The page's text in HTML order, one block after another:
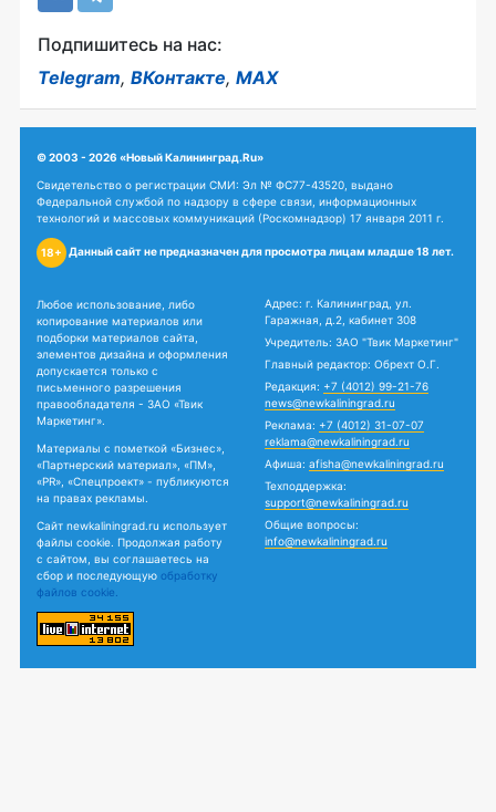
Подпишитесь на нас:
Telegram, ВКонтакте, MAX
© 2003 - 2026 «Новый Калининград.Ru»
Свидетельство о регистрации СМИ: Эл № ФС77-43520, выдано
Федеральной службой по надзору в сфере связи, информационных
технологий и массовых коммуникаций (Роскомнадзор) 17 января 2011 г.
18+ Данный сайт не предназначен для просмотра лицам младше 18 лет.
Любое использование, либо
копирование материалов или
подборки материалов сайта,
элементов дизайна и оформления
допускается только с
письменного разрешения
правообладателя - ЗАО «Твик
Маркетинг».
Материалы с пометкой «Бизнес»,
«Партнерский материал», «ПМ»,
«PR», «Спецпроект» - публикуются
на правах рекламы.
Сайт newkaliningrad.ru использует
файлы cookie. Продолжая работу
с сайтом, вы соглашаетесь на
сбор и последующую обработку
файлов cookie.
Адрес: г. Калининград, ул.
Гаражная, д.2, кабинет 308
Учредитель: ЗАО "Твик Маркетинг"
Главный редактор: Обрехт О.Г.
Редакция: +7 (4012) 99-21-76
news@newkaliningrad.ru
Реклама: +7 (4012) 31-07-07
reklama@newkaliningrad.ru
Афиша: afisha@newkaliningrad.ru
Техподдержка:
support@newkaliningrad.ru
Общие вопросы:
info@newkaliningrad.ru